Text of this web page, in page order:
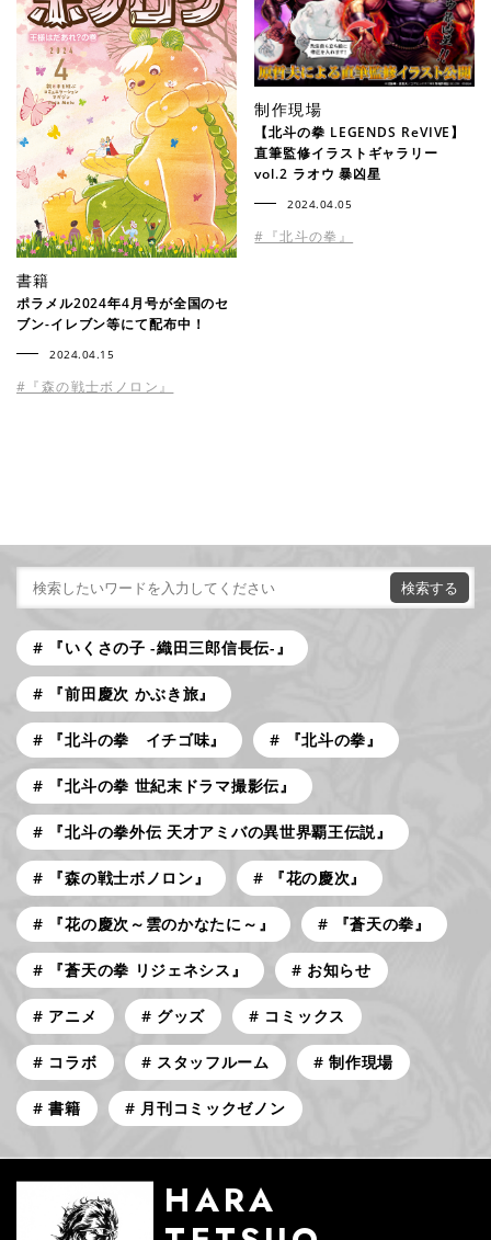
書籍
ポラメル2024年4月号が全国のセ
ブン-イレブン等にて配布中！
2024.04.15
#『森の戦士ボノロン』
制作現場
【北斗の拳 LEGENDS ReVIVE】
直筆監修イラストギャラリー
vol.2 ラオウ 暴凶星
2024.04.05
#『北斗の拳』
『いくさの子 -織田三郎信長伝-』
『前田慶次 かぶき旅』
『北斗の拳 イチゴ味』 『北斗の拳』
『北斗の拳 世紀末ドラマ撮影伝』
『北斗の拳外伝 天才アミバの異世界覇王伝説』
『森の戦士ボノロン』 『花の慶次』
『花の慶次～雲のかなたに～』 『蒼天の拳』
『蒼天の拳 リジェネシス』 お知らせ
アニメ グッズ コミックス
コラボ スタッフルーム 制作現場
書籍 月刊コミックゼノン
HARA